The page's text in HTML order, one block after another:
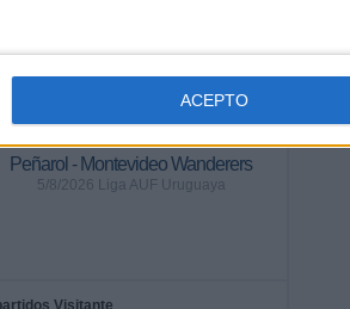
ACEPTO
Peñarol - Montevideo Wanderers
5/8/2026 Liga AUF Uruguaya
Visitante